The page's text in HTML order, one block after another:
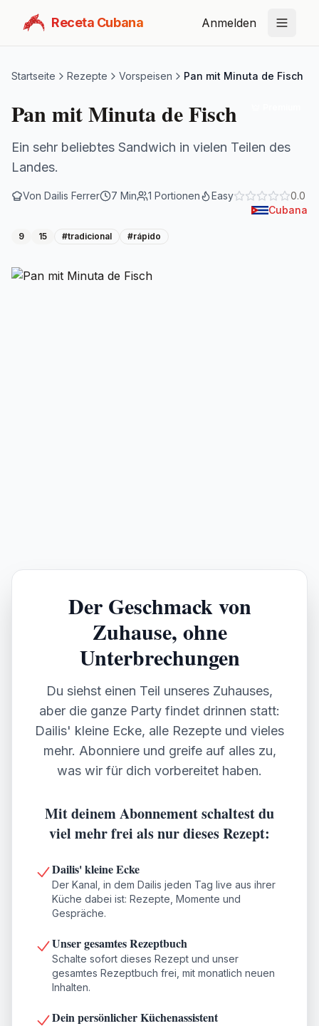
Receta Cubana Anmelden
Startseite Rezepte Vorspeisen Pan mit Minuta de Fisch
Pan mit Minuta de Fisch
Ein sehr beliebtes Sandwich in vielen Teilen des
Landes.
Von Dailis Ferrer 7 Min 1 Portionen Easy
0.0
Cubana
9 15 #tradicional #rápido
Der Geschmack von
Zuhause, ohne
Unterbrechungen
Du siehst einen Teil unseres Zuhauses,
aber die ganze Party findet drinnen statt:
Dailis' kleine Ecke, alle Rezepte und vieles
mehr. Abonniere und greife auf alles zu,
was wir für dich vorbereitet haben.
Mit deinem Abonnement schaltest du
viel mehr frei als nur dieses Rezept:
Dailis' kleine Ecke
Der Kanal, in dem Dailis jeden Tag live aus ihrer
Küche dabei ist: Rezepte, Momente und
Gespräche.
Unser gesamtes Rezeptbuch
Schalte sofort dieses Rezept und unser
gesamtes Rezeptbuch frei, mit monatlich neuen
Inhalten.
Dein persönlicher Küchenassistent